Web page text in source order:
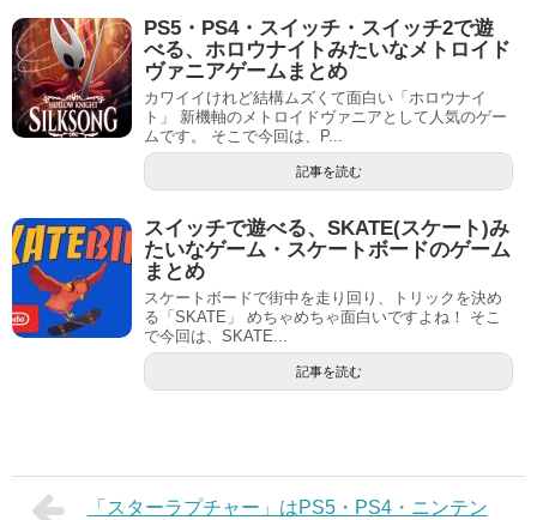
PS5・PS4・スイッチ・スイッチ2で遊
べる、ホロウナイトみたいなメトロイド
ヴァニアゲームまとめ
カワイイけれど結構ムズくて面白い「ホロウナイ
ト」 新機軸のメトロイドヴァニアとして人気のゲー
ムです。 そこで今回は、P...
記事を読む
スイッチで遊べる、SKATE(スケート)み
たいなゲーム・スケートボードのゲーム
まとめ
スケートボードで街中を走り回り、トリックを決め
る「SKATE」 めちゃめちゃ面白いですよね！ そこ
で今回は、SKATE...
記事を読む
「スターラプチャー」はPS5・PS4・ニンテン